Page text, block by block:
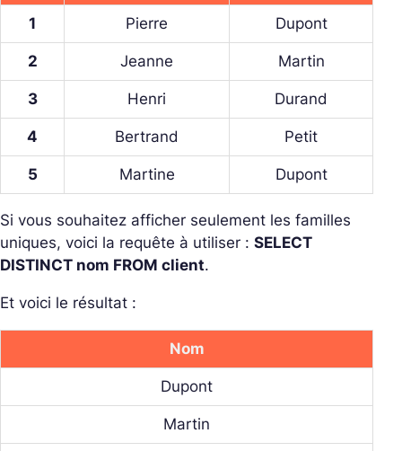
1 Pierre Dupont
2 Jeanne Martin
3 Henri Durand
4 Bertrand Petit
5 Martine Dupont
Si vous souhaitez afficher seulement les familles
uniques, voici la requête à utiliser : SELECT
DISTINCT nom FROM client.
Et voici le résultat :
Nom
Dupont
Martin